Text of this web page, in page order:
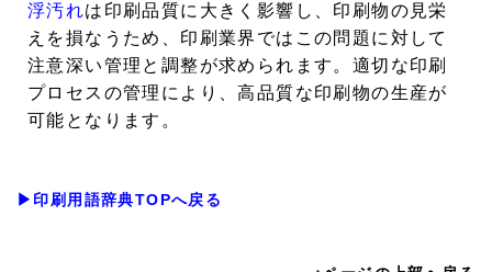
浮汚れは印刷品質に大きく影響し、印刷物の見栄
えを損なうため、印刷業界ではこの問題に対して
注意深い管理と調整が求められます。適切な印刷
プロセスの管理により、高品質な印刷物の生産が
可能となります。
▶印刷用語辞典TOPへ戻る